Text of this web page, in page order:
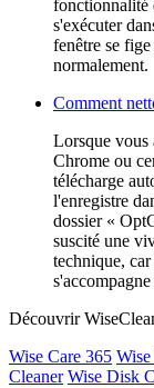
fonctionnalité
s'exécuter
fenêtre se
normalement.
Comment
Lorsque vous
Chrome ou
télécharge
l'enregistre
dossier «
suscité une
technique,
Découvrir
Wise Care 365
Cleaner Wise Disk